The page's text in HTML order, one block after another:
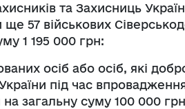
та Захисниць
57 військових
1 195 000 грн:
осіб або осіб, які
під час
на загальну суму 100 000